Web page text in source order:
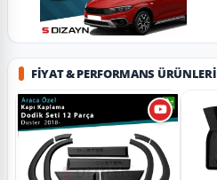
FIYAT & PERFORMANS ÜRÜNLERI